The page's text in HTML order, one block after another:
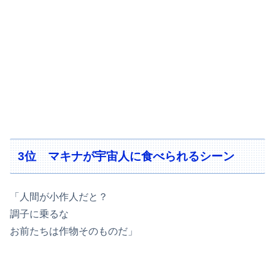
3位 マキナが宇宙人に食べられるシーン
「人間が小作人だと？
調子に乗るな
お前たちは作物そのものだ」